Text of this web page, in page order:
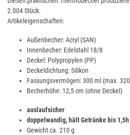
2.004 Stück.
Artikeleigenschaften:
Außenbecher: Acryl (SAN)
Innenbecher: Edelstahl 18/8
Deckel: Polypropylen (PP)
Deckeldichtung: Silikon
Fassungsvermögen: 300 ml (max.
Becherhöhe: 12,5 cm (ohne Deckel)
auslaufsicher
doppelwandig, hält Getränke bis
Gewicht ca. 210 g